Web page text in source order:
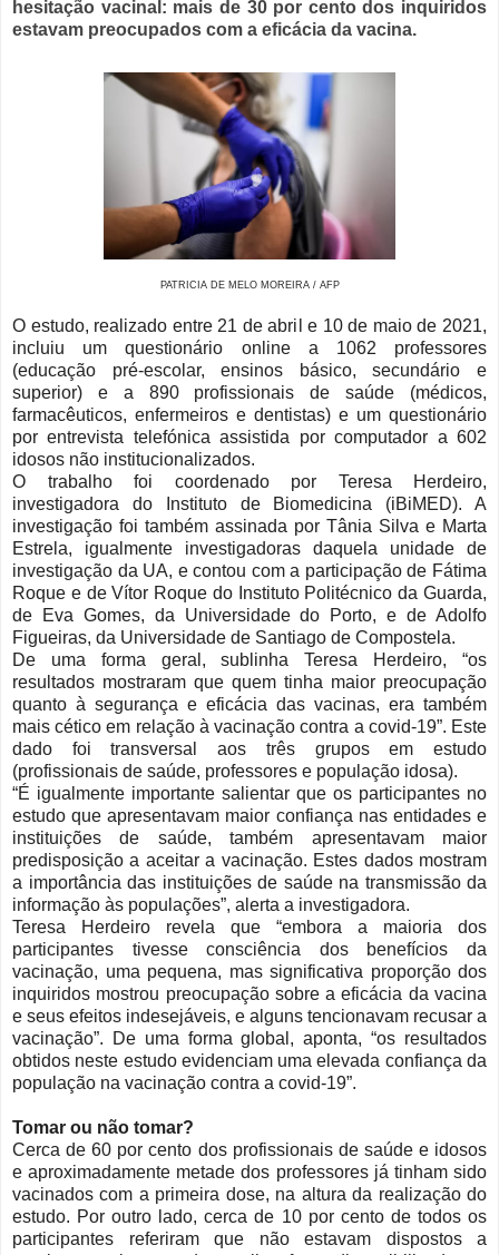
hesitação vacinal: mais de 30 por cento dos inquiridos
estavam preocupados com a eficácia da vacina.
PATRICIA DE MELO MOREIRA / AFP
O estudo, realizado entre 21 de abril e 10 de maio de 2021,
incluiu um questionário online a 1062 professores
(educação pré-escolar, ensinos básico, secundário e
superior) e a 890 profissionais de saúde (médicos,
farmacêuticos, enfermeiros e dentistas) e um questionário
por entrevista telefónica assistida por computador a 602
idosos não institucionalizados.
O trabalho foi coordenado por Teresa Herdeiro,
investigadora do Instituto de Biomedicina (iBiMED). A
investigação foi também assinada por Tânia Silva e Marta
Estrela, igualmente investigadoras daquela unidade de
investigação da UA, e contou com a participação de Fátima
Roque e de Vítor Roque do Instituto Politécnico da Guarda,
de Eva Gomes, da Universidade do Porto, e de Adolfo
Figueiras, da Universidade de Santiago de Compostela.
De uma forma geral, sublinha Teresa Herdeiro, “os
resultados mostraram que quem tinha maior preocupação
quanto à segurança e eficácia das vacinas, era também
mais cético em relação à vacinação contra a covid-19”. Este
dado foi transversal aos três grupos em estudo
(profissionais de saúde, professores e população idosa).
“É igualmente importante salientar que os participantes no
estudo que apresentavam maior confiança nas entidades e
instituições de saúde, também apresentavam maior
predisposição a aceitar a vacinação. Estes dados mostram
a importância das instituições de saúde na transmissão da
informação às populações”, alerta a investigadora.
Teresa Herdeiro revela que “embora a maioria dos
participantes tivesse consciência dos benefícios da
vacinação, uma pequena, mas significativa proporção dos
inquiridos mostrou preocupação sobre a eficácia da vacina
e seus efeitos indesejáveis, e alguns tencionavam recusar a
vacinação”. De uma forma global, aponta, “os resultados
obtidos neste estudo evidenciam uma elevada confiança da
população na vacinação contra a covid-19”.
Tomar ou não tomar?
Cerca de 60 por cento dos profissionais de saúde e idosos
e aproximadamente metade dos professores já tinham sido
vacinados com a primeira dose, na altura da realização do
estudo. Por outro lado, cerca de 10 por cento de todos os
participantes referiram que não estavam dispostos a